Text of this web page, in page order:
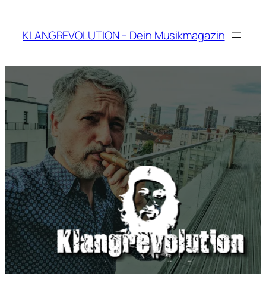
springen
KLANGREVOLUTION – Dein Musikmagazin